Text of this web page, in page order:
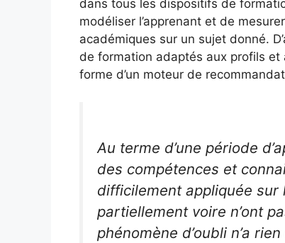
dans tous les dispositifs de
modéliser l’apprenant et de
académiques sur un sujet donné.
de formation adaptés aux profils
forme d’un moteur de
Au terme d’une période
des compétences et
difficilement appliquée sur
partiellement voire n’ont
phénomène d’oubli n’a